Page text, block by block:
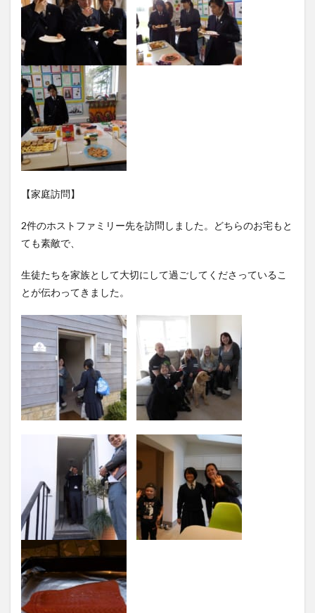
【家庭訪問】
2件のホストファミリー先を訪問しました。どちらのお宅もと
ても素敵で、
生徒たちを家族として大切にして過ごしてくださっているこ
とが伝わってきました。